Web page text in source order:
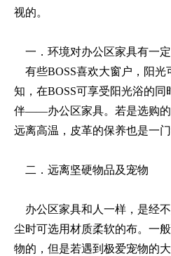
视的。
一．环境对办公区家具有一
有些BOSS喜欢大窗户，阳光
知，在BOSS可享受阳光浴的
伴——办公区家具。若是选购
远离高温，皮革的保养也是一门
二．远离坚硬物品及宠物
办公区家具和人一样，是经
尘时可选用材质柔软的布。一
物的，但是若遇到极爱宠物的